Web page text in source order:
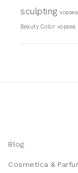
sculpting
Beauty Color
Blog
Cosmetica &